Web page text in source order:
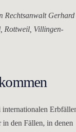
Rechtsanwalt Gerhard
Rottweil, Villingen-
den Fällen, in denen